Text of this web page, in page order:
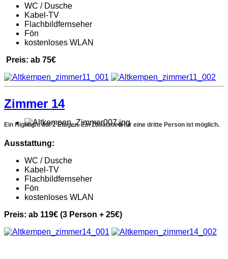
WC / Dusche
Kabel-TV
Flachbildfernseher
Fön
kostenloses WLAN
Preis: ab 75€
Zimmer 14
Ein Highlight auf 2 Etagen. Ein Zusatzbett für eine dritte Person ist möglich.
Ausstattung:
WC / Dusche
Kabel-TV
Flachbildfernseher
Fön
kostenloses WLAN
Preis: ab 119€ (3 Person + 25€)